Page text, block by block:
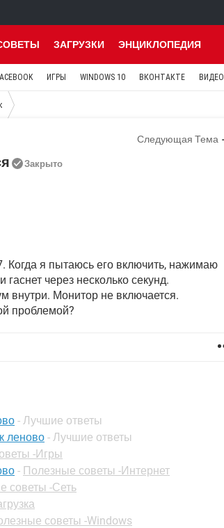
ЗАГРУЗКИ ЭНЦИКЛОПЕДИЯ
ИГРЫ WINDOWS 10 ВКОНТАКТЕ ВИДЕО
Следующая Тема
Закрыто
Когда я пытаюсь его включить, нажимаю
гаснет через несколько секунд.
внутри. Монитор не включается.
проблемой?
- Лучшие ответы
леново - Лучшие ответы
-Игры
- Полезные советы -Интернет
советы -Сеть
советы -Windows